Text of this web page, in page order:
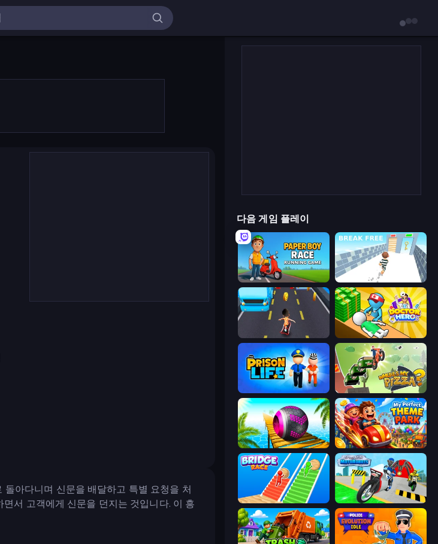
아다니며 신문을 배달하고 특별 요청을 처
서 고객에게 신문을 던지는 것입니다. 이 흥
다음 게임 플레이
Paper Boy Race: Running Game Break Free
Doctor Hero
Prison Life Where's My Pizza?
Rolling Balls Sea Race My Perfect Theme Park
Bridge Race Moto Robots: Steel Trial